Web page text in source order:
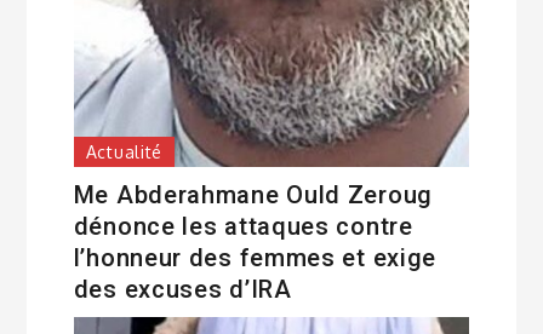
Actualité
Me Abderahmane Ould Zeroug
dénonce les attaques contre
l’honneur des femmes et exige
des excuses d’IRA